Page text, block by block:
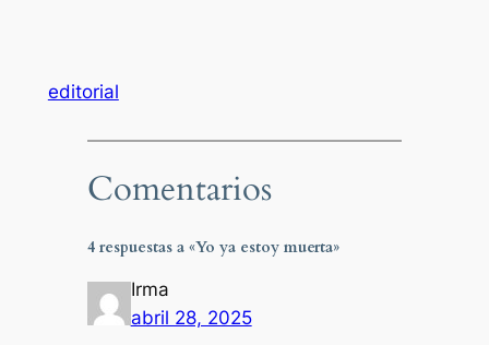
editorial
Comentarios
4 respuestas a «Yo ya estoy muerta»
Irma
abril 28, 2025